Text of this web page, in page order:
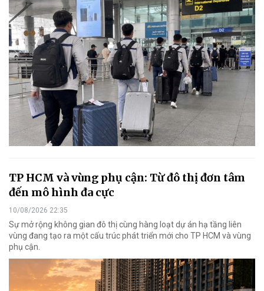
TP HCM và vùng phụ cận: Từ đô thị đơn tâm
đến mô hình đa cực
10/08/2026 22:35
Sự mở rộng không gian đô thị cùng hàng loạt dự án hạ tầng liên
vùng đang tạo ra một cấu trúc phát triển mới cho TP HCM và vùng
phụ cận.